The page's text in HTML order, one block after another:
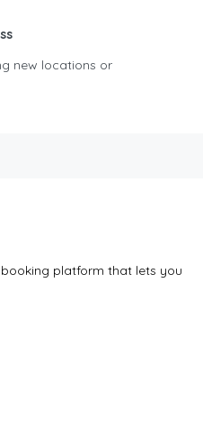
new locations or
platform that lets you